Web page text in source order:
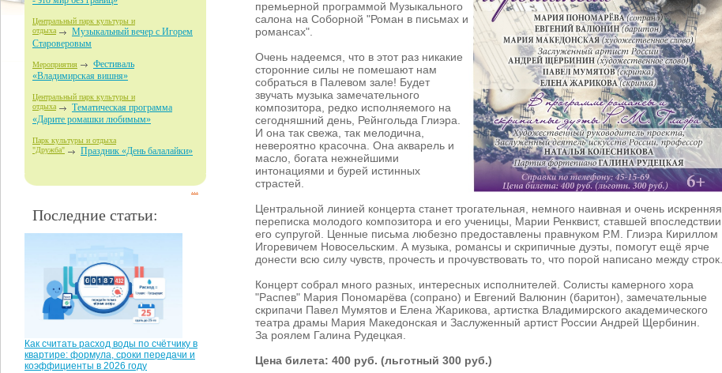
Центральный парк культуры и
отдыха
Музыкальный вечер с Игорем
Староверовым
Мероприятия
Фестиваль
«Владимирская вишня»
Центральный парк культуры и
отдыха
Тематическая программа
«Дарите ромашки любимым»
Парк культуры и отдыха
"Дружба" Праздник «День балалайки»
Последние статьи:
Как считать расход воды по счётчику в
квартире: формула, сроки передачи и
коэффициенты в 2026 году
премьерной программой Музыкального
салона на Соборной "Роман в письмах и
романсах".
Очень надеемся, что в этот раз никакие
сторонние силы не помешают нам
собраться в Палевом зале! Будет
звучать музыка замечательного
композитора, редко исполняемого на
сегодняшний день, Рейнгольда Глиэра.
И она так свежа, так мелодична,
невероятно красочна. Она акварель и
масло, богата нежнейшими
интонациями и бурей истинных
страстей.
Центральной линией концерта станет трогательная, немного наивная и очень искренняя
переписка молодого композитора и его ученицы, Марии Ренквист, ставшей впоследствии
его супругой. Ценные письма любезно предоставлены правнуком Р.М. Глиэра Кириллом
Игоревичем Новосельским. А музыка, романсы и скрипичные дуэты, помогут ещё ярче
донести всю силу чувств, прочесть и прочувствовать то, что порой написано между строк.
Концерт собрал много разных, интересных исполнителей. Солисты камерного хора
"Распев" Мария Пономарёва (сопрано) и Евгений Валюнин (баритон), замечательные
скрипачи Павел Мумятов и Елена Жарикова, артистка Владимирского академического
театра драмы Мария Македонская и Заслуженный артист России Андрей Щербинин.
За роялем Галина Рудецкая.
Цена билета: 400 руб. (льготный 300 руб.)